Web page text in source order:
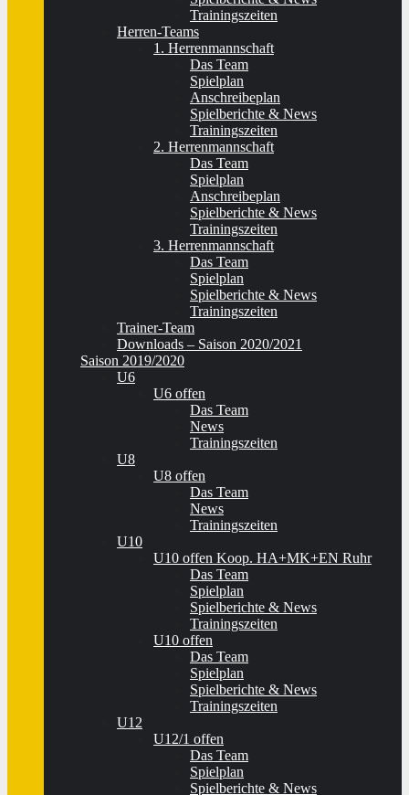
Trainingszeiten
Herren-Teams
1. Herrenmannschaft
Das Team
Spielplan
Anschreibeplan
Spielberichte & News
Trainingszeiten
2. Herrenmannschaft
Das Team
Spielplan
Anschreibeplan
Spielberichte & News
Trainingszeiten
3. Herrenmannschaft
Das Team
Spielplan
Spielberichte & News
Trainingszeiten
Trainer-Team
Downloads – Saison 2020/2021
Saison 2019/2020
U6
U6 offen
Das Team
News
Trainingszeiten
U8
U8 offen
Das Team
News
Trainingszeiten
U10
U10 offen Koop. HA+MK+EN Ruhr
Das Team
Spielplan
Spielberichte & News
Trainingszeiten
U10 offen
Das Team
Spielplan
Spielberichte & News
Trainingszeiten
U12
U12/1 offen
Das Team
Spielplan
Spielberichte & News